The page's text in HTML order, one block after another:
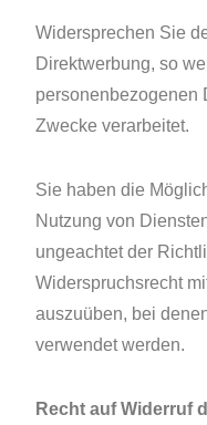
Widersprechen Sie
Direktwerbung, so
personenbezogenen
Zwecke verarbeitet.
Sie haben die
Nutzung von
ungeachtet der
Widerspruchsrecht
auszuüben, bei
verwendet werden.
Recht auf Widerruf